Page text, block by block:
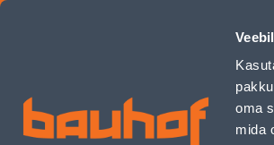
oma
mida
HÜDROISOLATSIOONI KANGAS MIRA